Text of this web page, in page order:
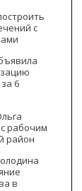
с
6
рабочим
район
в